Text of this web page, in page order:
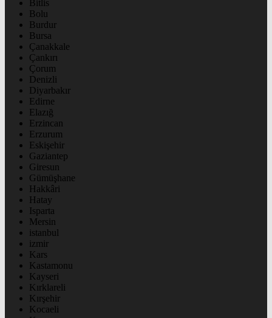
Bitlis
Bolu
Burdur
Bursa
Çanakkale
Çankırı
Çorum
Denizli
Diyarbakır
Edirne
Elazığ
Erzincan
Erzurum
Eskişehir
Gaziantep
Giresun
Gümüşhane
Hakkâri
Hatay
Isparta
Mersin
istanbul
izmir
Kars
Kastamonu
Kayseri
Kırklareli
Kırşehir
Kocaeli